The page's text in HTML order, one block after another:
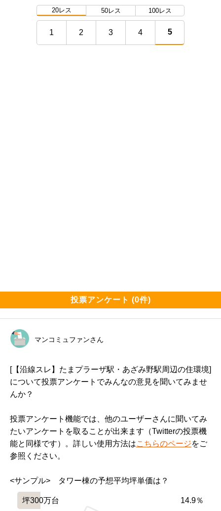
20レス 50レス 100レス
1 2 3 4 5
投票アンケート (0件)
マンコミュファンさん
[【沿線スレ】たまプラーザ駅・あざみ野駅周辺の住環境]
について投票アンケートでみんなの意見を聞いてみませ
んか？
投票アンケート機能では、他のユーザーさんに聞いてみ
たいアンケートを取ることが出来ます（Twitterの投票機
能と同様です）。詳しい使用方法はこちらのページをご
参照ください。
<サンプル>　タワー棟の予想平均坪単価は？
坪300万台 14.9％